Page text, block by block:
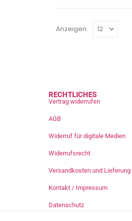
Anzeigen:
RECHTLICHES
Vertrag widerrufen
AGB
Widerruf für digitale Medien
Widerrufsrecht
Versandkosten und Lieferung
Kontakt / Impressum
Datenschutz